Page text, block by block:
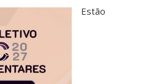
Estão